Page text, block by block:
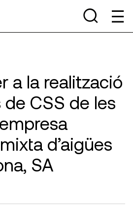
a la realització
CSS de les
d’aigües
SA